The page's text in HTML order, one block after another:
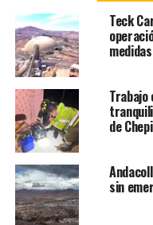
Teck
de
sin